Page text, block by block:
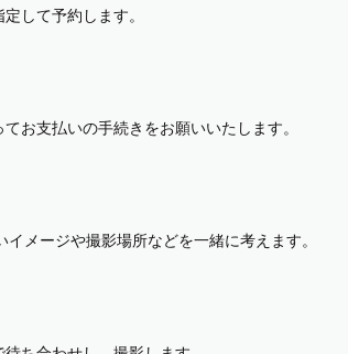
して予約します。
お支払いの手続きをお願いいたします。
メージや撮影場所などを一緒に考えます。